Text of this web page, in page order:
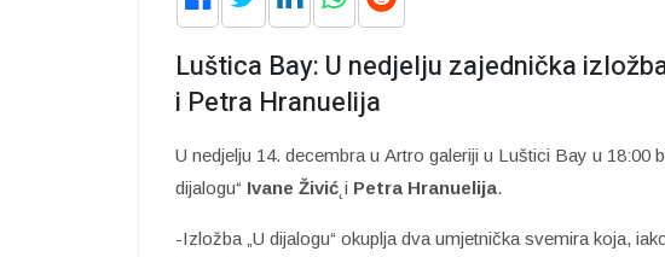
Luštica Bay: U nedjelju zajednička
i Petra Hranuelija
U nedjelju 14. decembra u Artro galeriji u Luštici Bay u 18:00
dijalogu“ Ivane Živić ˛i Petra Hranuelija.
-Izložba „U dijalogu“ okuplja dva umjetnička svemira koja,